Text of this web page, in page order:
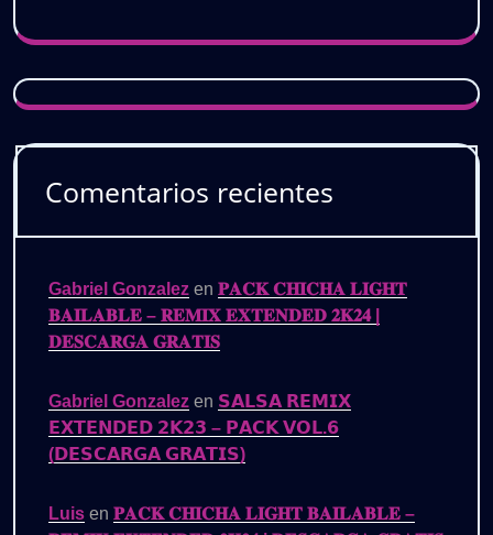
Comentarios recientes
Gabriel Gonzalez en 𝐏𝐀𝐂𝐊 𝐂𝐇𝐈𝐂𝐇𝐀 𝐋𝐈𝐆𝐇𝐓
𝐁𝐀𝐈𝐋𝐀𝐁𝐋𝐄 – 𝐑𝐄𝐌𝐈𝐗 𝐄𝐗𝐓𝐄𝐍𝐃𝐄𝐃 𝟐𝐊𝟐𝟒 |
𝐃𝐄𝐒𝐂𝐀𝐑𝐆𝐀 𝐆𝐑𝐀𝐓𝐈𝐒
Gabriel Gonzalez en 𝗦𝗔𝗟𝗦𝗔 𝗥𝗘𝗠𝗜𝗫
𝗘𝗫𝗧𝗘𝗡𝗗𝗘𝗗 𝟮𝗞𝟮𝟯 – 𝗣𝗔𝗖𝗞 𝗩𝗢𝗟.𝟲
(𝗗𝗘𝗦𝗖𝗔𝗥𝗚𝗔 𝗚𝗥𝗔𝗧𝗜𝗦)
Luis en 𝐏𝐀𝐂𝐊 𝐂𝐇𝐈𝐂𝐇𝐀 𝐋𝐈𝐆𝐇𝐓 𝐁𝐀𝐈𝐋𝐀𝐁𝐋𝐄 –